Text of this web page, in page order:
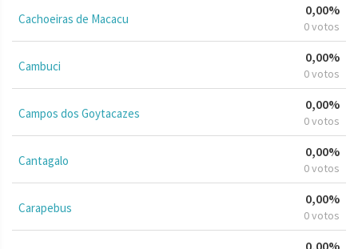
Cachoeiras de Macacu
0,00%
0 votos
Cambuci
0,00%
0 votos
Campos dos Goytacazes
0,00%
0 votos
Cantagalo
0,00%
0 votos
Carapebus
0,00%
0 votos
0,00%